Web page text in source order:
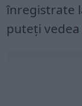
înregistrate
puteți vedea